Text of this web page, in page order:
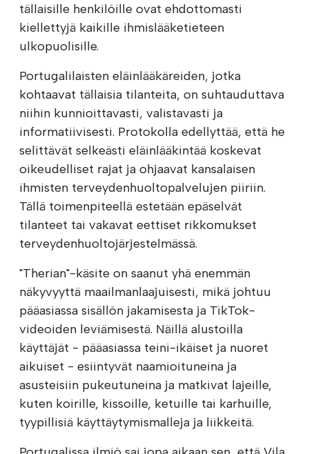
tällaisille henkilöille ovat ehdottomasti
kiellettyjä kaikille ihmislääketieteen
ulkopuolisille.
Portugalilaisten eläinlääkäreiden, jotka
kohtaavat tällaisia tilanteita, on suhtauduttava
niihin kunnioittavasti, valistavasti ja
informatiivisesti. Protokolla edellyttää, että he
selittävät selkeästi eläinlääkintää koskevat
oikeudelliset rajat ja ohjaavat kansalaisen
ihmisten terveydenhuoltopalvelujen piiriin.
Tällä toimenpiteellä estetään epäselvät
tilanteet tai vakavat eettiset rikkomukset
terveydenhuoltojärjestelmässä.
"Therian"-käsite on saanut yhä enemmän
näkyvyyttä maailmanlaajuisesti, mikä johtuu
pääasiassa sisällön jakamisesta ja TikTok-
videoiden leviämisestä. Näillä alustoilla
käyttäjät - pääasiassa teini-ikäiset ja nuoret
aikuiset - esiintyvät naamioituneina ja
asusteisiin pukeutuneina ja matkivat lajeille,
kuten koirille, kissoille, ketuille tai karhuille,
tyypillisiä käyttäytymismalleja ja liikkeitä.